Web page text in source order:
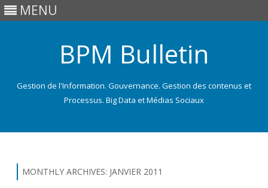
MENU
BPM Bulletin
Gestion de l'Information. Gouvernance. Gestion des contenus et
Processus. Big Data et Médias Sociaux
MONTHLY ARCHIVES: JANVIER 2011